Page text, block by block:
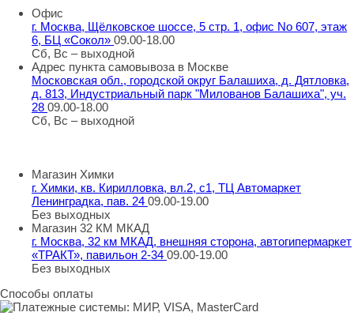
Офис
г. Москва, Щёлковское шоссе, 5 стр. 1, офис No 607, этаж
6, БЦ «Сокол» 09.00-18.00
Сб, Вс – выходной
Адрес пункта самовывоза в Москве
Московская обл., городской округ Балашиха, д. Дятловка,
д. 813, Индустриальный парк "Милованов Балашиха", уч.
28 09.00-18.00
Сб, Вс – выходной
Магазин Химки
г. Химки, кв. Кирилловка, вл.2, с1, ТЦ Автомаркет
Ленинградка, пав. 24 09.00-19.00
Без выходных
Магазин 32 КМ МКАД
г. Москва, 32 км МКАД, внешняя сторона, автогипермаркет
«ТРАКТ», павильон 2-34 09.00-19.00
Без выходных
Способы оплаты